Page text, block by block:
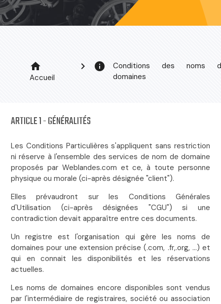
home
Accueil
chevron_right info
Conditions des noms
domaines
ARTICLE 1 - GÉNÉRALITÉS
Les Conditions Particulières s'appliquent sans restriction
ni réserve à l'ensemble des services de nom de domaine
proposés par Weblandes.com et ce, à toute personne
physique ou morale (ci-après désignée "client").
Elles prévaudront sur les Conditions Générales
d'Utilisation (ci-après désignées "CGU") si une
contradiction devait apparaître entre ces documents.
Un registre est l'organisation qui gère les noms de
domaines pour une extension précise (.com, .fr,.org, ...) et
qui en connait les disponibilités et les réservations
actuelles.
Les noms de domaines encore disponibles sont vendus
par l'intermédiaire de registraires, société ou association